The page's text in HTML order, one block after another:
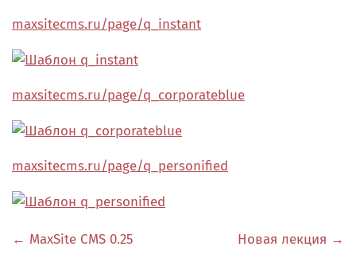
maxsitecms.ru/page/q_instant
maxsitecms.ru/page/q_corporateblue
maxsitecms.ru/page/q_personified
← MaxSite CMS 0.25 Новая лекция →